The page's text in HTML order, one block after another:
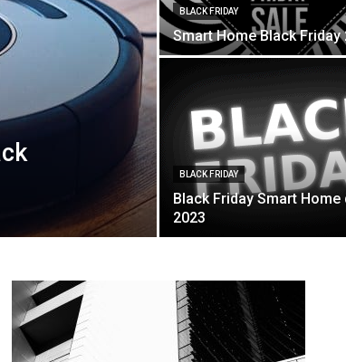
BLACK FRIDAY
Smart Home Black Friday
BLACK FRIDAY
Black Friday Smart Home
2023